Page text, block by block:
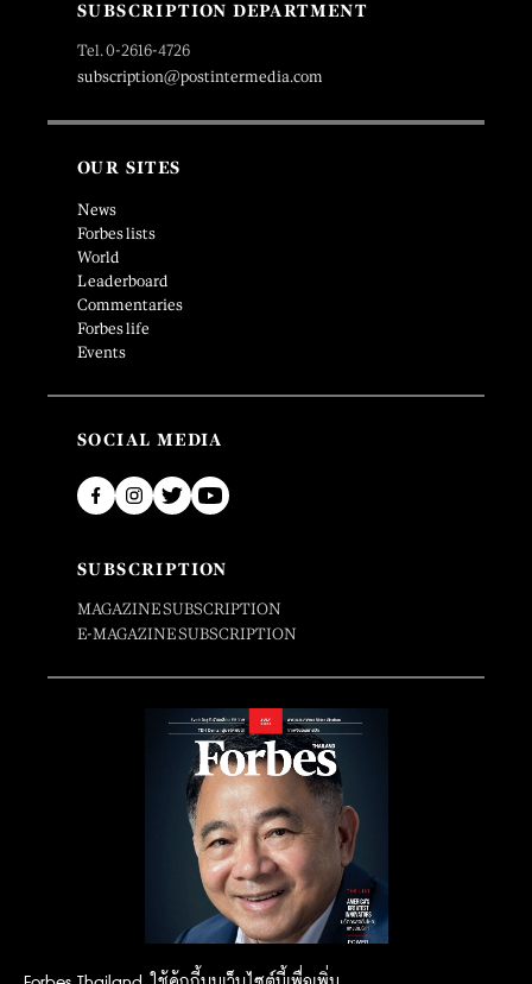
SUBSCRIPTION DEPARTMENT
Tel. 0-2616-4726
subscription@postintermedia.com
OUR SITES
News
Forbes lists
World
Leaderboard
Commentaries
Forbes life
Events
SOCIAL MEDIA
SUBSCRIPTION
MAGAZINE SUBSCRIPTION
E-MAGAZINE SUBSCRIPTION